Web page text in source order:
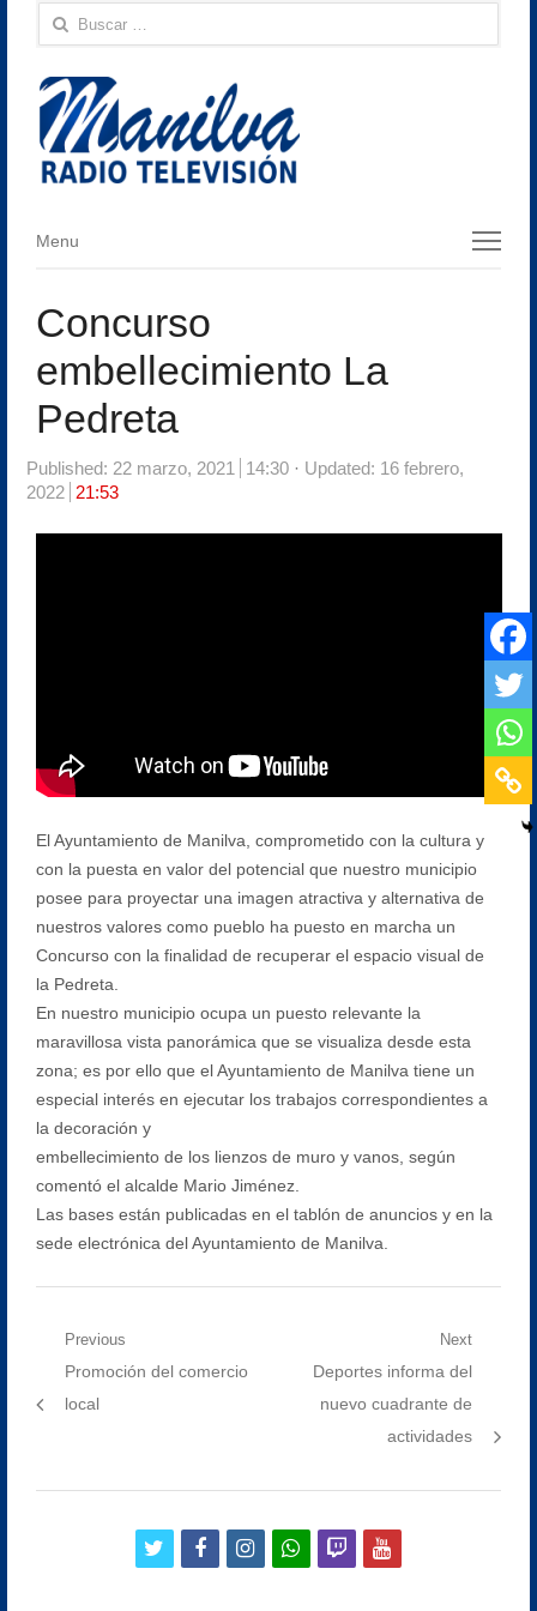
Buscar:
Menu
Menu
Concurso
embellecimiento La
Pedreta
Published: 22 marzo, 2021 14:30
Updated: 16 febrero,
2022
21:53
El Ayuntamiento de Manilva, comprometido con la cultura y
con la puesta en valor del potencial que nuestro municipio
posee para proyectar una imagen atractiva y alternativa de
nuestros valores como pueblo ha puesto en marcha un
Concurso con la finalidad de recuperar el espacio visual de
la Pedreta.
En nuestro municipio ocupa un puesto relevante la
maravillosa vista panorámica que se visualiza desde esta
zona; es por ello que el Ayuntamiento de Manilva tiene un
especial interés en ejecutar los trabajos correspondientes a
la decoración y
embellecimiento de los lienzos de muro y vanos, según
comentó el alcalde Mario Jiménez.
Las bases están publicadas en el tablón de anuncios y en la
sede electrónica del Ayuntamiento de Manilva.
Navegación
Previous
Previous
post:
Promoción del comercio
local
Next
Next
post:
Deportes informa del
nuevo cuadrante de
actividades
twitterfacebookinstagramwhatsapp
twitchyoutube